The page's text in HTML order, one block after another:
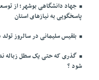
جهاد دانشگاهی بوشهر؛ از
پاسخگویی به نیازهای استان
بلقیس سلیمانی در سالروز
شود ؟